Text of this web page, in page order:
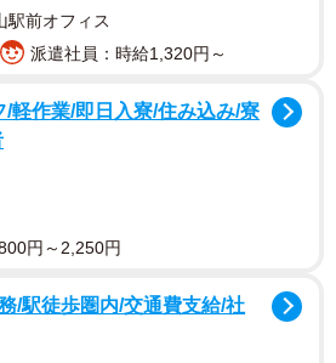
駅前オフィス
派遣社員：時給1,320円～
軽作業/即日入寮/住み込み/寮
円～2,250円
/駅徒歩圏内/交通費支給/社